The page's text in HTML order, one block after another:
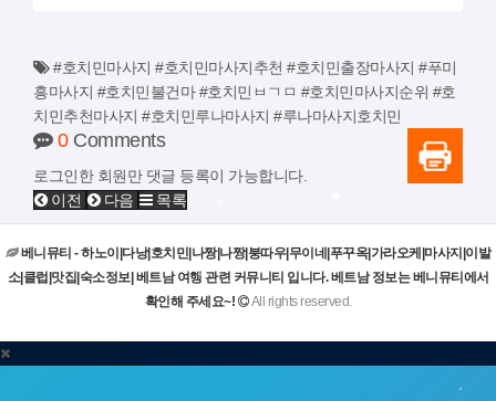
#호치민마사지 #호치민마사지추천 #호치민출장마사지 #푸미
흥마사지 #호치민불건마 #호치민ㅂㄱㅁ #호치민마사지순위 #호
치민추천마사지 #호치민루나마사지 #루나마사지호치민
0Comments
로그인한 회원만 댓글 등록이 가능합니다.
이전
다음 목록
베니뮤티 - 하노이|다낭|호치민|나짱|나짱|붕따우|무이네|푸꾸옥|가라오케|마사지|이발
소|클럽|맛집|숙소정보| 베트남 여행 관련 커뮤니티 입니다. 베트남 정보는 베니뮤티에서
확인해 주세요~!
All rights reserved.